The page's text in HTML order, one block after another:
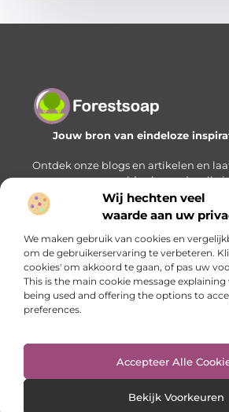
Wij hechten veel
waarde aan uw
We maken gebruik van cookies en
om de gebruikerservaring te verbeteren.
cookies' om akkoord te gaan, of pas uw
This is the main cookie message
being used and offering the options to
preferences.
Accepteer Alle
Bekijk Voorkeuren
Jouw bron van eindeloze
Ontdek onze blogs en artikelen en
een wereld vol waardevolle
Bericht categorie
Onze informatie
Website index Cookiebeleid
@2025 www.forestsoap.nl. All